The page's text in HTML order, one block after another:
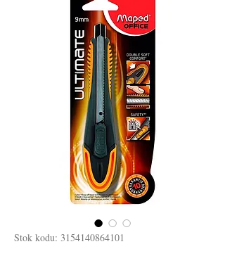
Stok kodu: 3154140864101